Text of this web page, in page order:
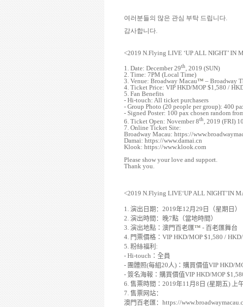
여러분들의 많은 관심 부탁 드립니다.
감사합니다.
<2019 N.Flying LIVE ‘UP ALL NIGHT’ IN
1. Date: December 29th
, 2019 (SUN)
2. Time: 7PM (Local Time)
3. Venue: Broadway Macau™ – Broadway
4. Ticket Price: VIP HKD/MOP $1,580 /
5. Fan Benefits
- Hi-touch: All ticket purchasers
- Group Photo (20 people per group): 400
- Signed Poster: 100 pax chosen random
6. Ticket Open: November 8th
, 2019 (FRI)
7. Online Ticket Site:
Broadway Macau: https://
Damai: https://www.damai.cn
Klook: https://www.klook.com
Please show your love and support.
Thank you.
<2019 N.Flying LIVE‘UP ALL NIGHT’IN
1. 演出日期： 2019年12 月 29 日（星期日）
2. 演出時間：晚7點（當地時間）
3. 演出地點：澳門百老匯™ - 百老匯舞台
4. 門票價格： VIP HKD/MOP $1,580 /
5. 粉絲福利 :
- Hi-touch ：全員
- 團體照(每組 20 人) ： 購買價值VIP HKD/
- 簽名海報：購買價值VIP HKD/MOP
6. 售票時間 ： 2019年11 月 8 日 (星期五) 上
7. 售票网站：
澳門百老匯： https://